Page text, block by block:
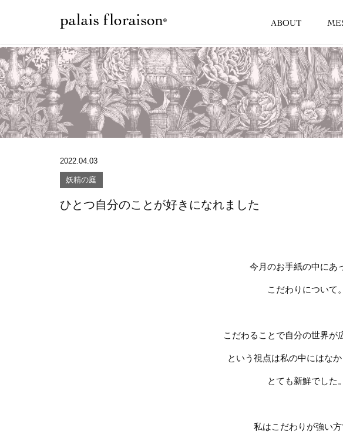
2022.04.03
妖精の庭
ひとつ自分のことが好きになれました
今月のお手紙の中にあ
こだわりについて。
こだわることで自分の世界が
という視点は私の中にはなか
とても新鮮でした。
私はこだわりが強い方